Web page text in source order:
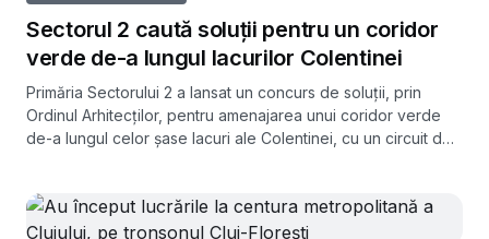
Sectorul 2 caută soluții pentru un coridor
verde de-a lungul lacurilor Colentinei
Primăria Sectorului 2 a lansat un concurs de soluții, prin
Ordinul Arhitecților, pentru amenajarea unui coridor verde
de-a lungul celor șase lacuri ale Colentinei, cu un circuit de